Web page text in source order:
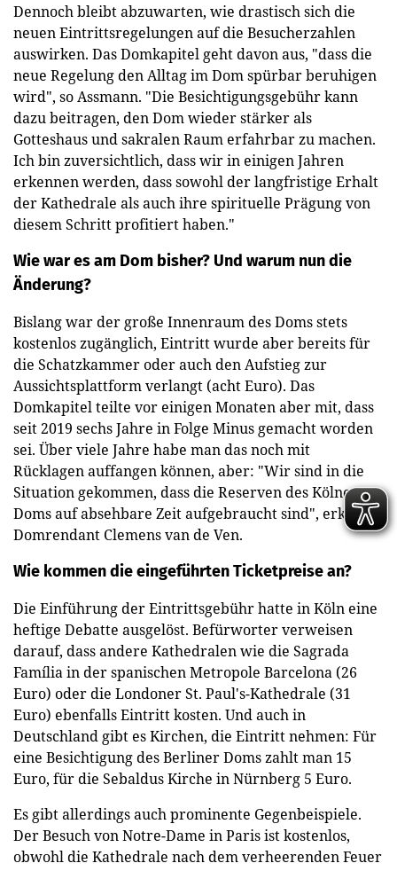
Dennoch bleibt abzuwarten, wie drastisch sich die
neuen Eintrittsregelungen auf die Besucherzahlen
auswirken. Das Domkapitel geht davon aus, "dass die
neue Regelung den Alltag im Dom spürbar beruhigen
wird", so Assmann. "Die Besichtigungsgebühr kann
dazu beitragen, den Dom wieder stärker als
Gotteshaus und sakralen Raum erfahrbar zu machen.
Ich bin zuversichtlich, dass wir in einigen Jahren
erkennen werden, dass sowohl der langfristige Erhalt
der Kathedrale als auch ihre spirituelle Prägung von
diesem Schritt profitiert haben."
Wie war es am Dom bisher? Und warum nun die
Änderung?
Bislang war der große Innenraum des Doms stets
kostenlos zugänglich, Eintritt wurde aber bereits für
die Schatzkammer oder auch den Aufstieg zur
Aussichtsplattform verlangt (acht Euro). Das
Domkapitel teilte vor einigen Monaten aber mit, dass
seit 2019 sechs Jahre in Folge Minus gemacht worden
sei. Über viele Jahre habe man das noch mit
Rücklagen auffangen können, aber: "Wir sind in die
Situation gekommen, dass die Reserven des Kölner
Doms auf absehbare Zeit aufgebraucht sind", erklärte
Domrendant Clemens van de Ven.
Wie kommen die eingeführten Ticketpreise an?
Die Einführung der Eintrittsgebühr hatte in Köln eine
heftige Debatte ausgelöst. Befürworter verweisen
darauf, dass andere Kathedralen wie die Sagrada
Família in der spanischen Metropole Barcelona (26
Euro) oder die Londoner St. Paul's-Kathedrale (31
Euro) ebenfalls Eintritt kosten. Und auch in
Deutschland gibt es Kirchen, die Eintritt nehmen: Für
eine Besichtigung des Berliner Doms zahlt man 15
Euro, für die Sebaldus Kirche in Nürnberg 5 Euro.
Es gibt allerdings auch prominente Gegenbeispiele.
Der Besuch von Notre-Dame in Paris ist kostenlos,
obwohl die Kathedrale nach dem verheerenden Feuer